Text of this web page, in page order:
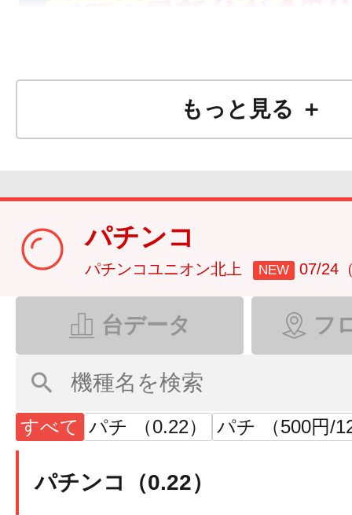
もっと見る ＋
パチンコ
パチンコユニオン北上 NEW 07/24
台データ フ
すべて パチ （0.22） パチ （500円/
パチンコ（0.22）